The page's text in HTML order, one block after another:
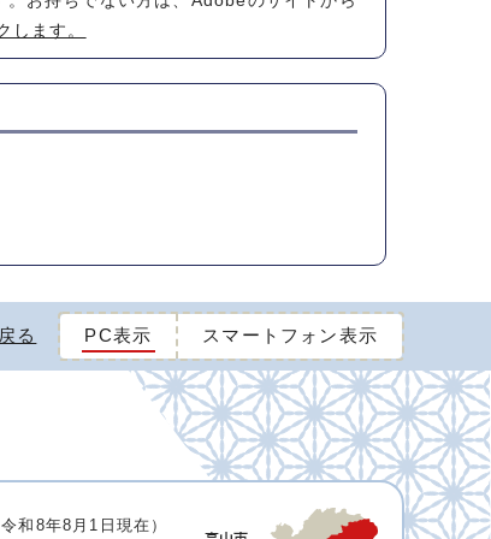
ます。
る PC表示 スマートフォン表示
令和8年8月1日現在）